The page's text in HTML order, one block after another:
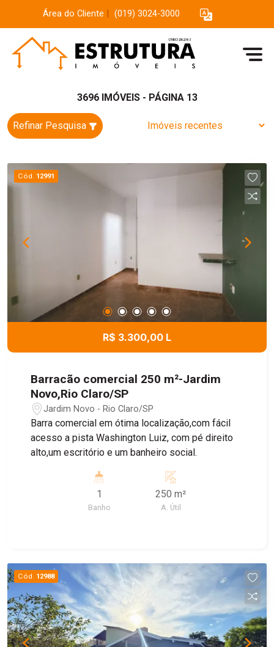
Área do Cliente (019) 3024-3000
3696 IMÓVEIS - PÁGINA 13
Refinar Pesquisa
Cód. 12991
R$ 3.300,00 L
Barracão comercial 250 m²-Jardim
Novo,Rio Claro/SP
Jardim Novo - Rio Claro/SP
Barra comercial em ótima localização,com fácil
acesso a pista Washington Luiz, com pé direito
alto,um escritório e um banheiro social.
1
Banho
250 m²
A. Útil
Cód. 12988